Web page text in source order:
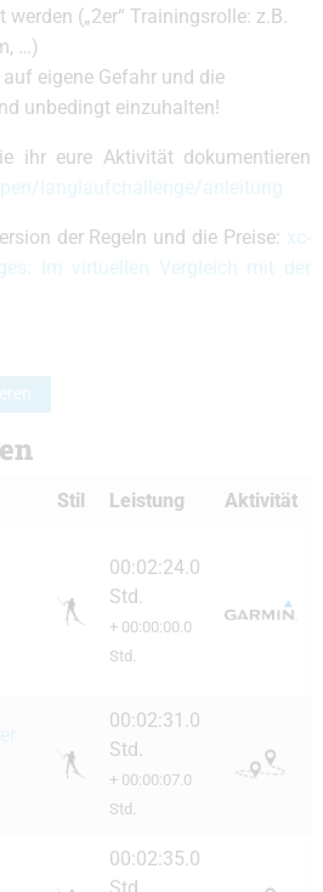
(„2er“ Trainingsrolle: z.B.
…)
eigene Gefahr und die
unbedingt einzuhalten!
ihr eure Aktivität dokumentieren
langlaufchallenge/anleitung
der Regeln und die Preise: xc-
Im virtuellen Vergleich mit der
Stil Leistung Aktivität
00:02:24.0
Std.
+ 00:00:00.0
Std.
00:02:31.0
Std.
+ 00:00:07.0
Std.
00:02:35.0